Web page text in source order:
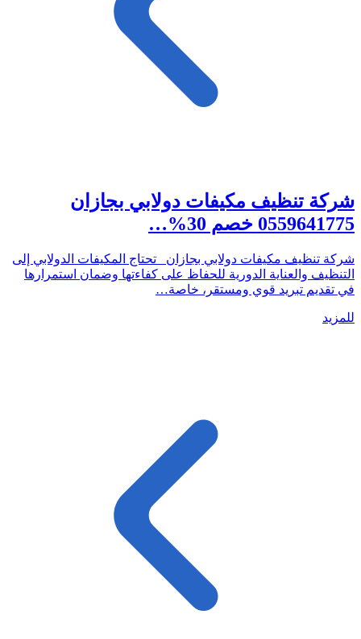
شركة تنظيف مكيفات دولابي بجازان
0559641775 خصم 30%…
شركة تنظيف مكيفات دولابي بجازان تحتاج المكيفات الدولابي إلى
التنظيف والعناية الدورية للحفاظ على كفاءتها وضمان استمرارها
في تقديم تبريد قوي ومستقر، خاصة…
للمزيد